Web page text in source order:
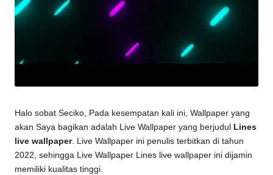
Halo sobat Seciko, Pada kesempatan kali ini, Wallpaper yang
akan Saya bagikan adalah Live Wallpaper yang berjudul
Lines
live wallpaper. Live Wallpaper ini penulis terbitkan di tahun
2022, sehingga Live Wallpaper Lines live wallpaper ini dijamin
memiliki kualitas tinggi.